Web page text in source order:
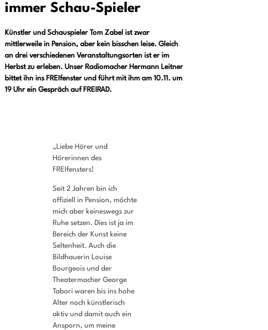
immer Schau-Spieler
Künstler und Schauspieler Tom Zabel ist zwar
mittlerweile in Pension, aber kein bisschen leise. Gleich
an drei verschiedenen Veranstaltungsorten ist er im
Herbst zu erleben. Unser Radiomacher Hermann Leitner
bittet ihn ins FREIfenster und führt mit ihm am 10.11. um
19 Uhr ein Gespräch auf FREIRAD.
„Liebe Hörer und
Hörerinnen des
FREIfensters!
Seit 2 Jahren bin ich
offiziell in Pension, möchte
mich aber keineswegs zur
Ruhe setzen. Dies ist ja im
Bereich der Kunst keine
Seltenheit. Auch die
Bildhauerin Louise
Bourgeois und der
Theatermacher George
Tabori waren bis ins hohe
Alter noch künstlerisch
aktiv und damit auch ein
Ansporn, um meine